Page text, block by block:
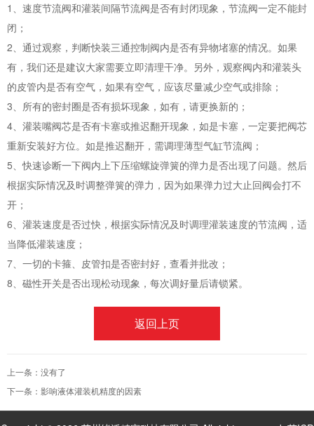
1、速度节流阀和灌装间隔节流阀是否有封闭现象，节流阀一定不能封
闭；
2、通过观察，判断快装三通控制阀内是否有异物堵塞的情况。如果
有，我们还是建议大家需要立即清理干净。另外，观察阀内和灌装头
的皮管内是否有空气，如果有空气，应该尽量减少空气或排除；
3、所有的密封圈是否有损坏现象，如有，请更换新的；
4、灌装嘴阀芯是否有卡塞或推迟翻开现象，如是卡塞，一定要把阀芯
重新安装好方位。如是推迟翻开，需调理薄型气缸节流阀；
5、快速诊断一下阀内上下压缩螺旋弹簧的弹力是否出现了问题。然后
根据实际情况及时调整弹簧的弹力，因为如果弹力过大止回阀会打不
开；
6、灌装速度是否过快，根据实际情况及时调理灌装速度的节流阀，适
当降低灌装速度；
7、一切的卡箍、皮管扣是否密封好，查看并批改；
8、磁性开关是否出现松动现象，每次调好量后请锁紧。
返回上页
上一条： 没有了
下一条： 影响液体灌装机精度的因素